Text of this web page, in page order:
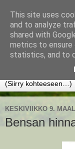
Uusi Suunta -
KESKIVIIKKO 9.
Bensan
This site uses
and to analyze
shared with
metrics to ensure
statistics, and to